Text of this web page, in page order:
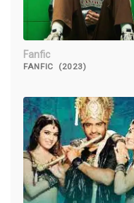
Fanfic
FANFIC (2023)